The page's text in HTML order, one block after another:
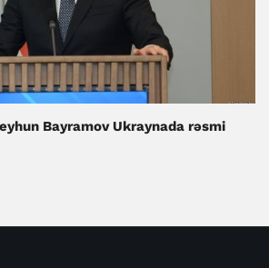
Bayramov Ukraynada rəsmi